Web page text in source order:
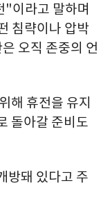
"이라고 말하며
침략이나 압박
오직 존중의 언
해 휴전을 유지
돌아갈 준비도
방돼 있다고 주